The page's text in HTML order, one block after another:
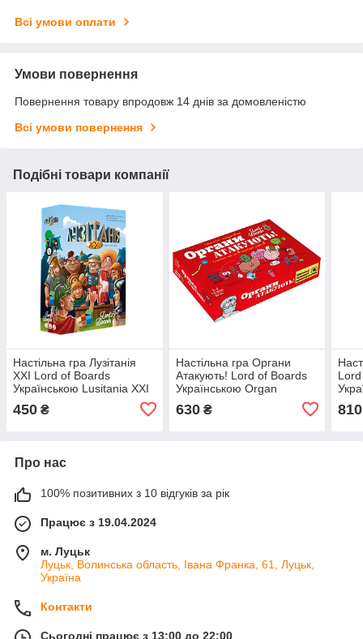
Всі умови оплати
Умови повернення
Повернення товару впродовж 14 днів за домовленістю
Всі умови повернення
Подібні товари компанії
Настільна гра Лузітанія
XXI Lord of Boards
Українською Lusitania XXI
450 ₴
Настільна гра Органи
Атакують! Lord of Boards
Українською Organ
630₴ 810
Про нас
100% позитивних з 10 відгуків за рік
Працює з 19.04.2024
м. Луцьк
Луцьк, Волинська область, Івана Франка, 61, Луцьк,
Україна
Контакти
Сьогодні працює з 13:00 до 22:00